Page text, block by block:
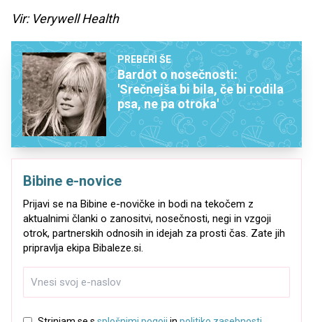
Vir: Verywell Health
PREBERI ŠE
Bardot o nosečnosti:
'Srečnejša bi bila, če bi rodila
psa, ne pa otroka'
Bibine e-novice
Prijavi se na Bibine e-novičke in bodi na tekočem z
aktualnimi članki o zanositvi, nosečnosti, negi in vzgoji
otrok, partnerskih odnosih in idejah za prosti čas. Zate jih
pripravlja ekipa Bibaleze.si.